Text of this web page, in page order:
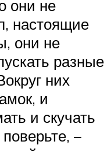
они не
настоящие
они не
разные
них
и
и скучать
–